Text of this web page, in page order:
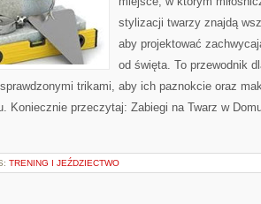
stylizacji twarzy znajdą
aby projektować
od święta. To przewodnik
trikami, aby ich paznokcie oraz
Koniecznie przeczytaj: Zabiegi na Twarz w
TRENING I JEŹDZIECTWO